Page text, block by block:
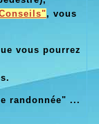
, vous
vous pourrez
randonnée" ...